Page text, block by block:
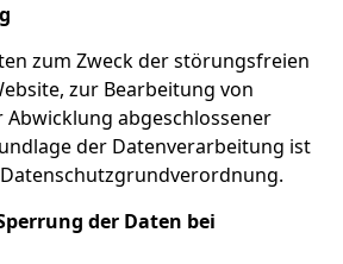
zum Zweck der störungsfreien
zur Bearbeitung von
abgeschlossener
der Datenverarbeitung ist
der Daten bei